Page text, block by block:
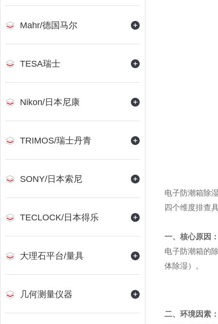
Mahr/德国马尔
TESA瑞士
Nikon/日本尼康
TRIMOS/瑞士丹青
SONY/日本索尼
TECLOCK/日本得乐
大理石平台/量具
几何测量仪器
电子防潮箱除
四个维度排查
一、核心原因
电子防潮箱的
体除湿）。
二、环境因素